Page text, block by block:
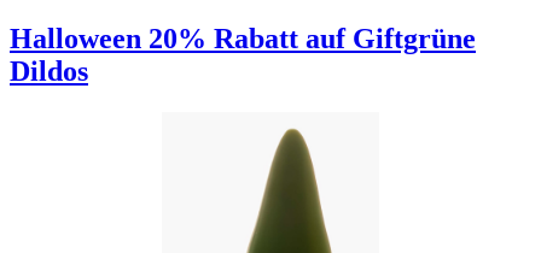
Halloween 20% Rabatt auf Giftgrüne
Dildos